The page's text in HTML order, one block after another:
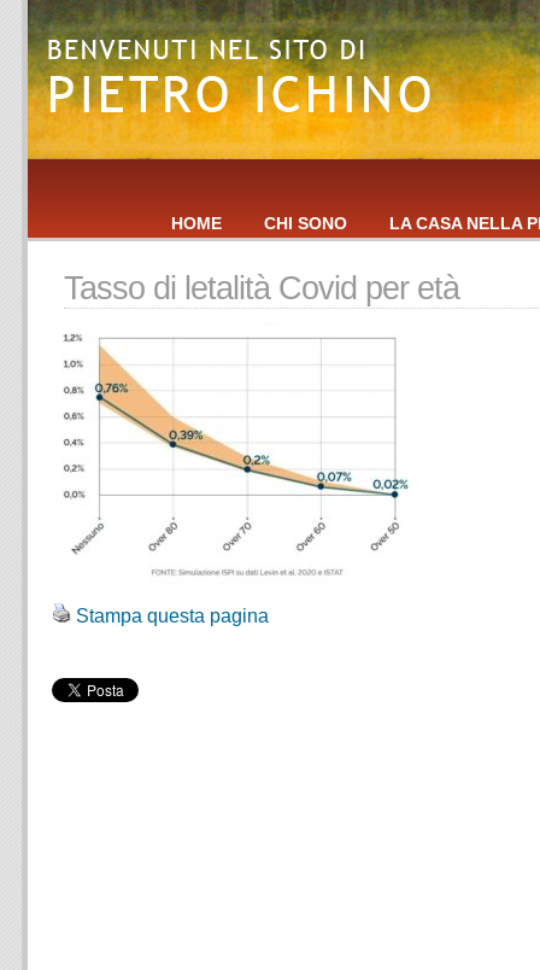
HOME CHI SONO LA CASA NELLA
Tasso di letalità Covid per età
Stampa questa pagina